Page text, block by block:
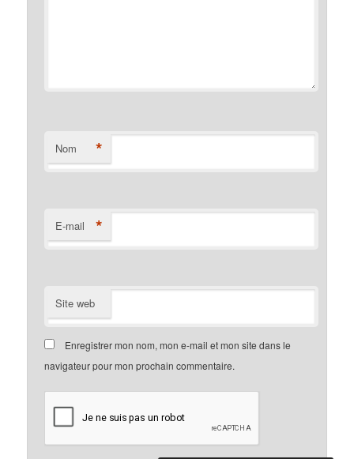
Nom *
E-mail *
Site web
Enregistrer mon nom, mon e-mail et mon site dans le
navigateur pour mon prochain commentaire.